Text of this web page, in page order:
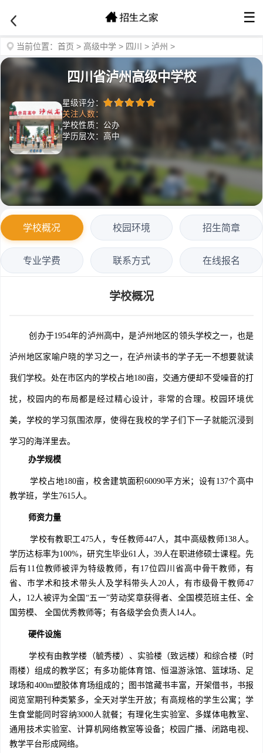
☰
当前位置： 首页 > 高级中学 > 四川 > 泸州 >
四川省泸州高级中学校
星级评分：
关注人数：
学校性质：公办
学历层次：高中
学校概况 校园环境 招生简章
专业学费 联系方式 在线报名
学校概况
创办于1954年的泸州高中，是泸州地区的领头学校之一，也是
泸州地区家喻户晓的学习之一，在泸州读书的学子无一不想要就读
我们学校。处在市区内的学校占地180亩，交通方便却不受噪音的打
扰，校园内的布局都是经过精心设计，非常的合理。校园环境优
美，学校的学习氛围浓厚，使得在我校的学子们下一子就能沉浸到
学习的海洋里去。
办学规模
学校占地180亩，校舍建筑面积60090平方米；设有137个高中
教学班，学生7615人。
师资力量
学校有教职工475人，专任教师447人，其中高级教师138人。
学历达标率为100%，研究生毕业61人，39人在职进修硕士课程。先
后有11位教师被评为特级教师，有17位四川省高中骨干教师，有
省、市学术和技术带头人及学科带头人20人，有市级骨干教师47
人，12人被评为全国“五一”劳动奖章获得者、全国模范班主任、全
国劳模、 全国优秀教师等；有各级学会负责人14人。
硬件设施
学校有由教学楼（毓秀楼）、实验楼（致远楼）和综合楼（时
雨楼）组成的教学区；有多功能体育馆、恒温游泳馆、篮球场、足
球场和400m塑胶体育场组成的；图书馆藏书丰富，开架借书，书报
阅览室期刊种类繁多，全天对学生开放；有高规格的学生公寓；学
生食堂能同时容纳3000人就餐；有理化生实验室、多媒体电教室、
通用技术实验室、计算机网络教室等设备；校园广播、闭路电视、
教学平台形成网络。